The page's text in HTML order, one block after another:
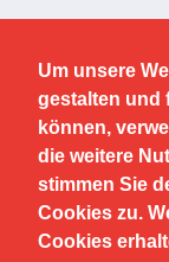
Um unsere
gestalten und
können,
die weitere
stimmen Sie
Cookies zu.
Cookies
TEAMS